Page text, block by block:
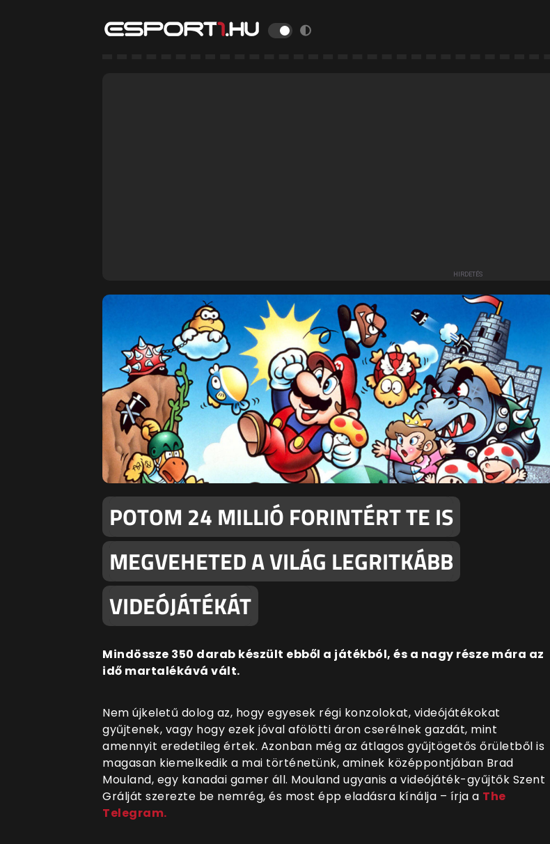
POTOM 24 MILLIÓ FORINTÉRT TE IS
MEGVEHETED A VILÁG LEGRITKÁBB
VIDEÓJÁTÉKÁT
Mindössze 350 darab készült ebből a játékból, és a nagy része mára az
idő martalékává vált.
Nem újkeletű dolog az, hogy egyesek régi konzolokat, videójátékokat
gyűjtenek, vagy hogy ezek jóval afölötti áron cserélnek gazdát, mint
amennyit eredetileg értek. Azonban még az átlagos gyűjtögetős őrületből is
magasan kiemelkedik a mai történetünk, aminek középpontjában Brad
Mouland, egy kanadai gamer áll. Mouland ugyanis a videójáték-gyűjtők Szent
Grálját szerezte be nemrég, és most épp eladásra kínálja – írja a The
Telegram.